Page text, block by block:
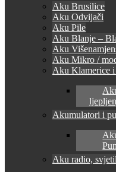
Aku Brusilice
Aku Odvijači
Aku Pile
Aku Blanje –
Aku
Aku Mikro /
Aku Klamerice
Akumulatori i
Aku radio,